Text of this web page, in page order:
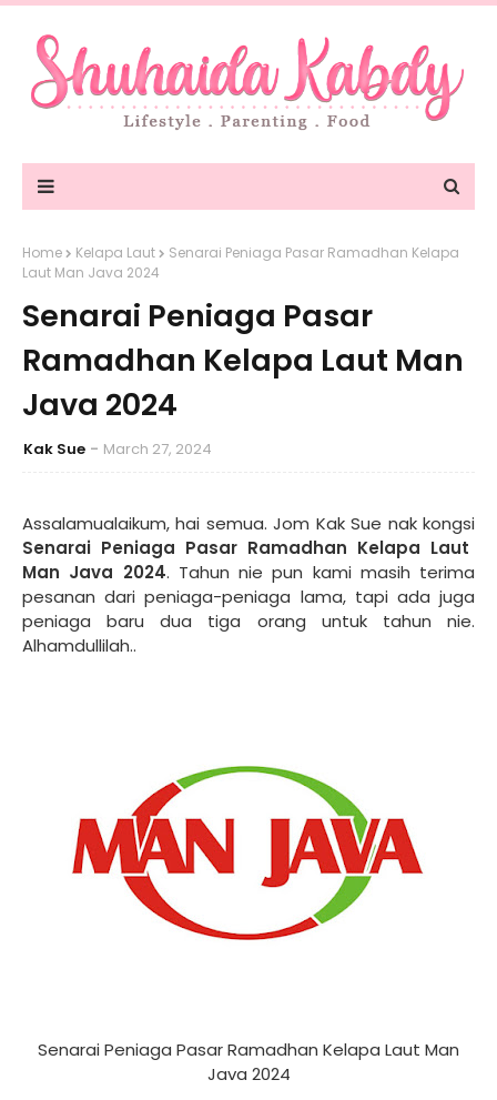
Home Kelapa Laut
Senarai Peniaga Pasar Ramadhan Kelapa
Laut Man Java 2024
Senarai Peniaga Pasar
Ramadhan Kelapa Laut Man
Java 2024
Kak Sue March 27, 2024
Assalamualaikum, hai semua. Jom Kak Sue nak kongsi
Senarai Peniaga Pasar Ramadhan Kelapa Laut
Man Java 2024. Tahun nie pun kami masih terima
pesanan dari peniaga-peniaga lama, tapi ada juga
peniaga baru dua tiga orang untuk tahun nie.
Alhamdullilah..
Senarai Peniaga Pasar Ramadhan Kelapa Laut Man
Java 2024